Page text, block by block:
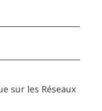
sur les Réseaux